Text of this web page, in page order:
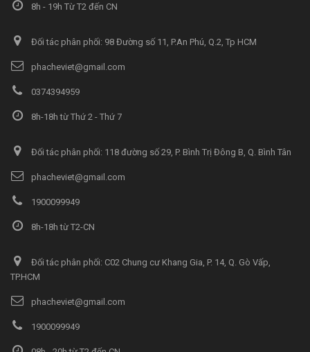
8h - 19h Từ T2 đến CN
Đối tác phân phối: 98 Đường số 11, P.An Phú, Q.2, Tp HCM
phacheviet@gmail.com
0374394959
8h-18h từ Thứ 2 - Thứ 7
Đối tác phân phối: 118 đường số 29, P. Bình Trị Đông B, Q. Bình Tân
phacheviet@gmail.com
1900099949
8h-18h từ T2-CN
Đối tác phân phối: C02 Chung cư Khang Gia, P. 14, Q. Gò Vấp,
TP.HCM
phacheviet@gmail.com
1900099949